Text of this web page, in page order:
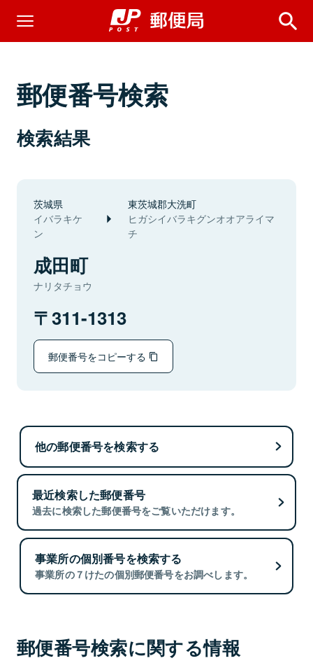
郵便番号検索
検索結果
茨城県
イバラキケ
ン
東茨城郡大洗町
ヒガシイバラキグンオオアライマ
チ
成田町
ナリタチョウ
311-1313
郵便番号をコピーする
他の郵便番号を検索する
最近検索した郵便番号
過去に検索した郵便番号をご覧いただけます。
事業所の個別番号を検索する
事業所の７けたの個別郵便番号をお調べします。
郵便番号検索に関する情報